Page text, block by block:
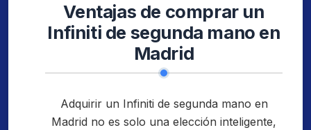
Ventajas de comprar un
Infiniti de segunda mano en
Madrid
Adquirir un Infiniti de segunda mano en
Madrid no es solo una elección inteligente,